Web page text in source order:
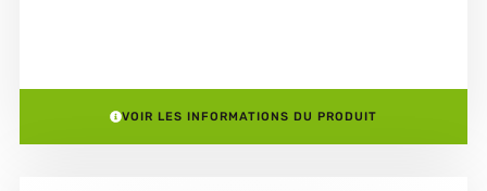
VOIR LES INFORMATIONS DU PRODUIT